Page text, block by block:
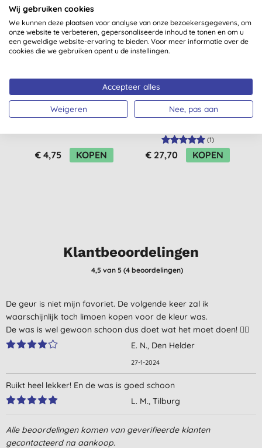
Sodasan
Lavendel (750ml)
€ 4,75
KOPEN
Sodasan Vloeibaar
Was Lavendel (5L)
(1)
€ 27,70 KOPEN
Klantbeoordelingen
4,5van 5 (4 beoordelingen)
De geur is niet mijn favoriet. De volgende keer zal ik
waarschijnlijk toch limoen kopen voor de kleur was.
De was is wel gewoon schoon dus doet wat het moet doen! 👍🏼
E. N., Den Helder
27-1-2024
Ruikt heel lekker! En de was is goed schoon
L. M., Tilburg
Heel sterk geur
Alle beoordelingen komen van geverifieerde klanten
gecontacteerd na aankoop.
Wij gebruiken cookies
We kunnen deze plaatsen voor analyse van onze bezoekersgegevens, om
onze website te verbeteren, gepersonaliseerde inhoud te tonen en om u
een geweldige website-ervaring te bieden. Voor meer informatie over de
cookies die we gebruiken opent u de instellingen.
Accepteer alles
Weigeren Nee, pas aan